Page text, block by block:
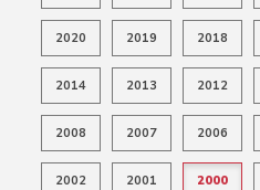
2020 2019 2018
2014 2013 2012
2008 2007 2006
2002 2001 2000